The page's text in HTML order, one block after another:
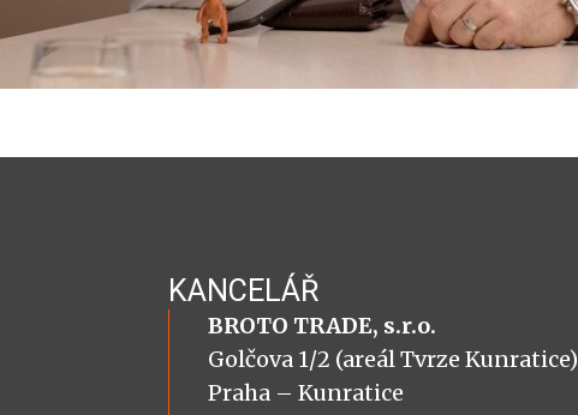
KANCELÁŘ
BROTO TRADE, s.r.o.
Golčova 1/2 (areál Tvrze Kunratice)
Praha – Kunratice